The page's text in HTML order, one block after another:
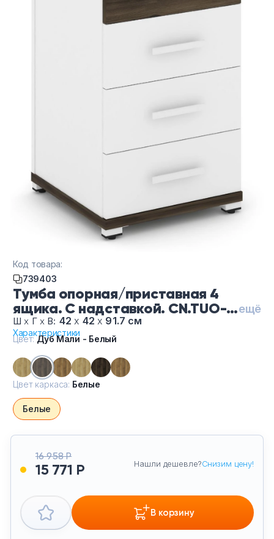
Тумба опорная/приставная 4
ящика. С надставкой. CN.TUO-
003 W, цвет Дуб Мали - Белый,
цвет каркаса Белые
ещё
Шх Г х В: 42х 42х 91.7 см
Характеристики
Код товара:
739403
16 958 Р
15 771 Р Нашли дешевле?Снизим цену!
В корзину
Цвет:Дуб Мали - Белый
Цвет каркаса: Белые
Белые
Тумбы офисные
Сейфы и металлическая мебель
Искусственные растения
Кашпо